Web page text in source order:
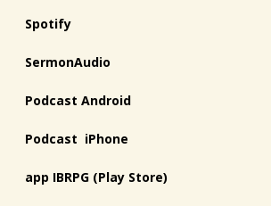
Spotify
SermonAudio
Podcast Android
Podcast iPhone
app IBRPG (Play Store)